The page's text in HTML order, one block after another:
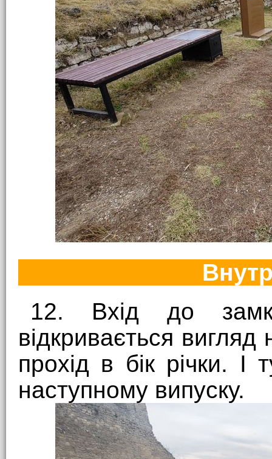
12. Вхід до
відкривається вигляд
прохід в бік річки.
наступному випуску.